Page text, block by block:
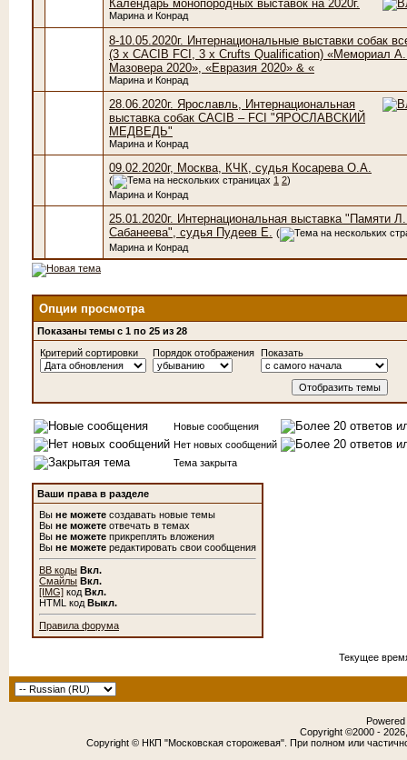
Календарь монопородных выставок на 2020г.
Марина и Конрад
8-10.05.2020г. Интернациональные выставки собак
(3 x CACIB FCI, 3 x Crufts Qualification) «Мемориал
Мазовера 2020», «Евразия 2020» & «
Марина и Конрад
28.06.2020г. Ярославль, Интернациональная
выставка собак CACIB – FCI "ЯРОСЛАВСКИЙ
МЕДВЕДЬ"
Марина и Конрад
09.02.2020г, Москва, КЧК, судья Косарева О.А.
( 1 2)
Марина и Конрад
25.01.2020г. Интернациональная выставка "Памяти
Сабанеева", судья Пудеев Е. (
Марина и Конрад
Опции просмотра
Показаны темы с 1 по 25 из 28
Критерий сортировки
Порядок отображения Показать
Новые сообщения
Нет новых сообщений
Тема закрыта
Ваши права в разделе
Вы не можете создавать новые темы
Вы не можете отвечать в темах
Вы не можете прикреплять вложения
Вы не можете редактировать свои сообщения
BB коды Вкл.
Смайлы Вкл.
[IMG] код Вкл.
HTML код Выкл.
Правила форума
Текущее
Copyright ©2000 -
Copyright © НКП "Московская сторожевая". При полном или